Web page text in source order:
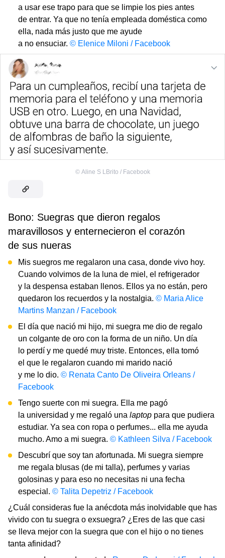
a usar ese trapo para que se limpie los pies antes
de entrar. Ya que no tenía empleada doméstica como
ella, nada más justo que me ayude
a no ensuciar. © Elenice Miloni / Facebook
© Aline S LBrito / Facebook
Bono: Suegras que dieron regalos
maravillosos y enternecieron el corazón
de sus nueras
Mis suegros me regalaron una casa, donde vivo hoy.
Cuando volvimos de la luna de miel, el refrigerador
y la despensa estaban llenos. Ellos ya no están, pero
quedaron los recuerdos y la nostalgia. © Maria Alice
Martins Manzan / Facebook
El día que nació mi hijo, mi suegra me dio de regalo
un colgante de oro con la forma de un niño. Un día
lo perdí y me quedé muy triste. Entonces, ella tomó
el que le regalaron cuando mi marido nació
y me lo dio. © Renata Canto De Oliveira Orleans /
Facebook
Tengo suerte con mi suegra. Ella me pagó
la universidad y me regaló una laptop para que pudiera
estudiar. Ya sea con ropa o perfumes... ella me ayuda
mucho. Amo a mi suegra. © Kathleen Silva / Facebook
Descubrí que soy tan afortunada. Mi suegra siempre
me regala blusas (de mi talla), perfumes y varias
golosinas y para eso no necesitas ni una fecha
especial. © Talita Depetriz / Facebook
¿Cuál consideras fue la anécdota más inolvidable que has
vivido con tu suegra o exsuegra? ¿Eres de las que casi
se lleva mejor con la suegra que con el hijo o no tienes
tanta afinidad?